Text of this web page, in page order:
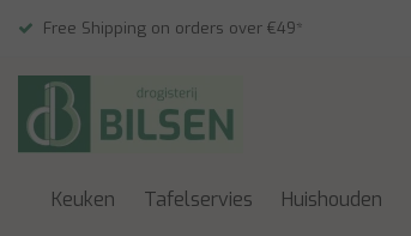
Free Shipping on orders over €49*
Keuken Tafelservies Huishouden